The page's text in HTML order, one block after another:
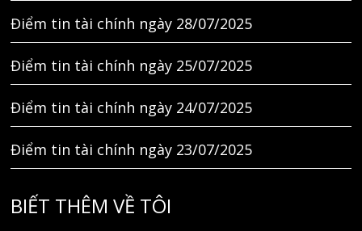
Điểm tin tài chính ngày 28/07/2025
Điểm tin tài chính ngày 25/07/2025
Điểm tin tài chính ngày 24/07/2025
Điểm tin tài chính ngày 23/07/2025
BIẾT THÊM VỀ TÔI